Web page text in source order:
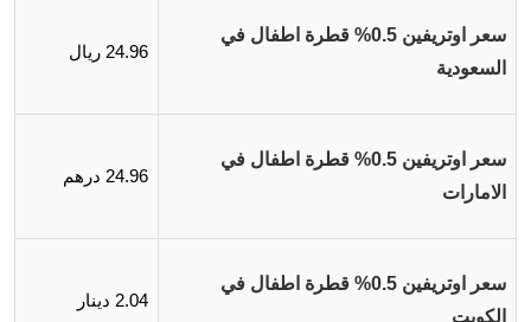
سعر اوتريفين 0.5% قطرة اطفال في
السعودية
24.96 ريال
سعر اوتريفين 0.5% قطرة اطفال في
الامارات
24.96 درهم
سعر اوتريفين 0.5% قطرة اطفال في
الكويت
2.04 دينار